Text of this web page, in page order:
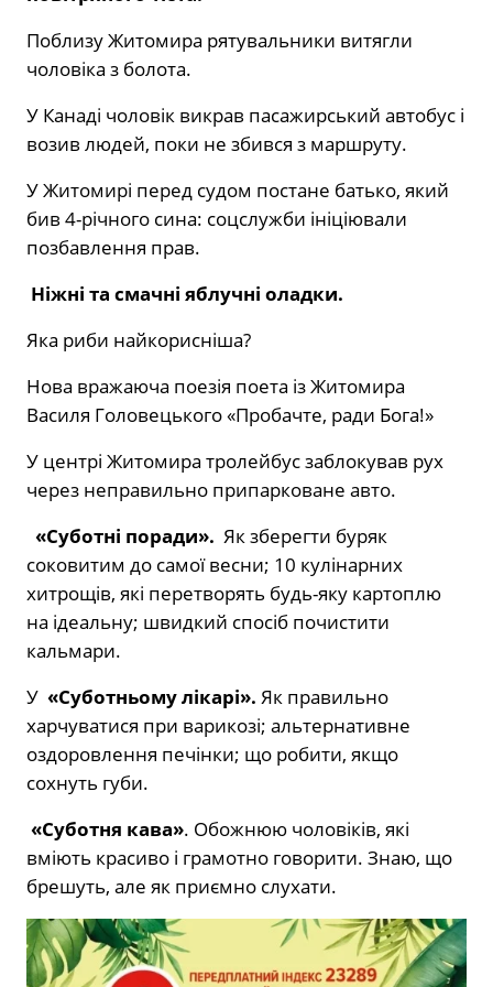
Поблизу Житомира рятувальники витягли
чоловіка з болота.
У Канаді чоловік викрав пасажирський автобус і
возив людей, поки не збився з маршруту.
У Житомирі перед судом постане батько, який
бив 4-річного сина: соцслужби ініціювали
позбавлення прав.
Ніжні та смачні яблучні оладки.
Яка риби найкорисніша?
Нова вражаюча поезія поета із Житомира
Василя Головецького «Пробачте, ради Бога!»
У центрі Житомира тролейбус заблокував рух
через неправильно припарковане авто.
«Суботні поради». Як зберегти буряк
соковитим до самої весни; 10 кулінарних
хитрощів, які перетворять будь-яку картоплю
на ідеальну; швидкий спосіб почистити
кальмари.
У «Суботньому лікарі». Як правильно
харчуватися при варикозі; альтернативне
оздоровлення печінки; що робити, якщо
сохнуть губи.
«Суботня кава». Обожнюю чоловіків, які
вміють красиво і грамотно говорити. Знаю, що
брешуть, але як приємно слухати.